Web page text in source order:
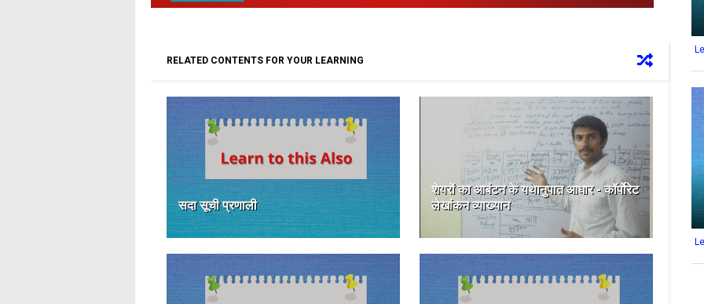
RELATED CONTENTS FOR YOUR LEARNING
सदा सूची प्रणाली
शेयरों का आबंटन के यथानुपात आधार - कॉर्पोरेट
लेखांकन व्याख्यान